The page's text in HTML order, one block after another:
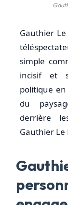
Gauthier
simple
incisif et
politique
du
derrière
Gauthier Le